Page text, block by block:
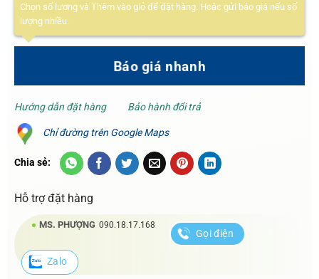
Chọn số lượng và Thêm vào giỏ để đặt hàng. Hoặc gửi báo giá nếu số
lượng nhiều.
Báo giá nhanh
Hướng dẫn đặt hàng Bảo hành đổi trả
Chỉ đường trên Google Maps
Chia sẻ:
Hỗ trợ đặt hàng
MS. PHƯỢNG 090.18.17.168
Gọi điện
Zalo